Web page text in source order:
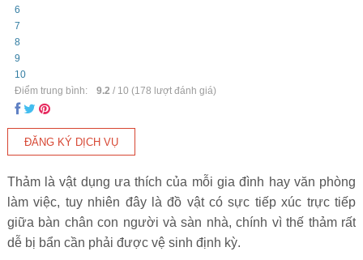
6
7
8
9
10
Điểm trung bình:
9.2 / 10 (178 lượt đánh giá)
Thảm là vật dụng ưa thích của mỗi gia đình hay văn phòng
làm việc, tuy nhiên đây là đồ vật có sực tiếp xúc trực tiếp
giữa bàn chân con người và sàn nhà, chính vì thế thảm rất
dễ bị bẩn cần phải được vệ sinh định kỳ.